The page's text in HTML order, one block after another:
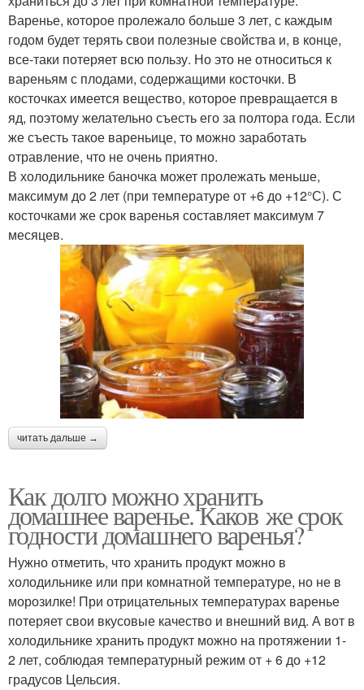
Варения из кизила Варения из абрикосов
Быстрое варение Варение с абрикосами
Абрикосовое варение Варение без варки
Варение из абрикосов
Варение из перетертых
абрикосов
Варения без сахара Ягодное варение
Варение из ягод
Цитрусовое варение Варение из клубники
Вишневое варение Варение из смородины
Варенье, которое пролежало больше 3 лет, с каждым
годом будет терять свои полезные свойства и, в конце,
все-таки потеряет всю пользу. Но это не относиться к
вареньям с плодами, содержащими косточки. В
косточках имеется вещество, которое превращается в
яд, поэтому желательно съесть его за полтора года. Если
же съесть такое вареньице, то можно заработать
отравление, что не очень приятно.
В холодильнике баночка может пролежать меньше,
максимум до 2 лет (при температуре от +6 до +12°С). С
косточками же срок варенья составляет максимум 7
месяцев.
читать дальше →
Как долго можно хранить
домашнее варенье. Каков же срок
годности домашнего варенья?
Нужно отметить, что хранить продукт можно в
холодильнике или при комнатной температуре, но не в
морозилке! При отрицательных температурах варенье
потеряет свои вкусовые качество и внешний вид. А вот в
холодильнике хранить продукт можно на протяжении 1-
2 лет, соблюдая температурный режим от + 6 до +12
градусов Цельсия.